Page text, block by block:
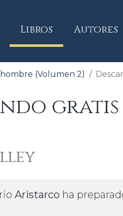
Libros(current)
Autores
(Volumen 2)
gratis
Aristarco ha